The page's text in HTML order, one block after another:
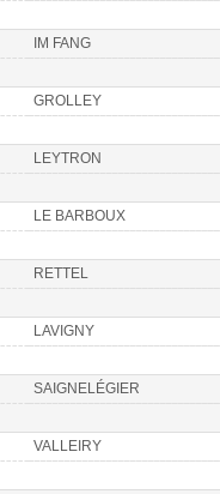
IM FANG
GROLLEY
LEYTRON
LE BARBOUX
RETTEL
LAVIGNY
SAIGNELÉGIER
VALLEIRY